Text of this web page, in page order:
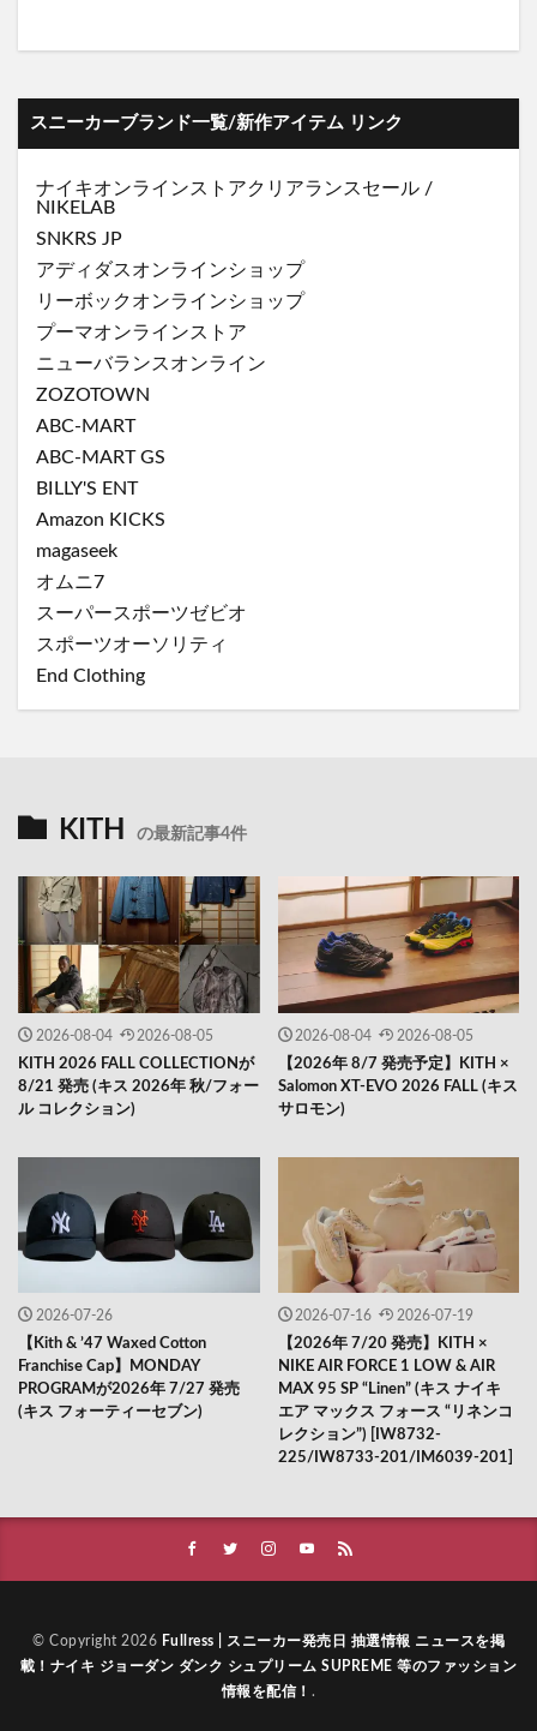
スニーカーブランド一覧/新作アイテム リンク
ナイキオンラインストアクリアランスセール /
NIKELAB
SNKRS JP
アディダスオンラインショップ
リーボックオンラインショップ
プーマオンラインストア
ニューバランスオンライン
ZOZOTOWN
ABC-MART
ABC-MART GS
BILLY'S ENT
Amazon KICKS
magaseek
オムニ7
スーパースポーツゼビオ
スポーツオーソリティ
End Clothing
KITH の最新記事4件
2026-08-04 2026-08-05
KITH 2026 FALL COLLECTIONが
8/21 発売 (キス 2026年 秋/フォー
ル コレクション)
2026-08-04 2026-08-05
【2026年 8/7 発売予定】KITH ×
Salomon XT-EVO 2026 FALL (キス
サロモン)
2026-07-26
【Kith & ’47 Waxed Cotton
Franchise Cap】MONDAY
PROGRAMが2026年 7/27 発売
(キス フォーティーセブン)
2026-07-16 2026-07-19
【2026年 7/20 発売】KITH ×
NIKE AIR FORCE 1 LOW & AIR
MAX 95 SP “Linen” (キス ナイキ
エア マックス フォース “リネンコ
レクション”) [IW8732-
225/IW8733-201/IM6039-201]
© Copyright 2026 Fullress | スニーカー発売日 抽選情報 ニュースを掲
載！ナイキ ジョーダン ダンク シュプリーム SUPREME 等のファッション
情報を配信！ .